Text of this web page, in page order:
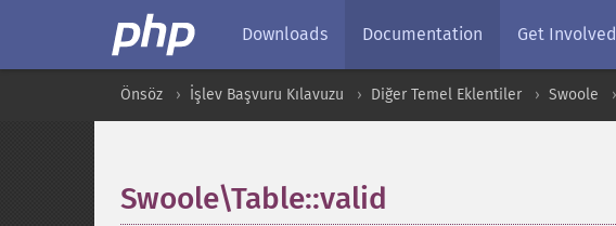
Downloads Documentation Get Involved
Önsöz İşlev Başvuru Kılavuzu Diğer Temel Eklentiler Swoole
Swoole\Table::valid